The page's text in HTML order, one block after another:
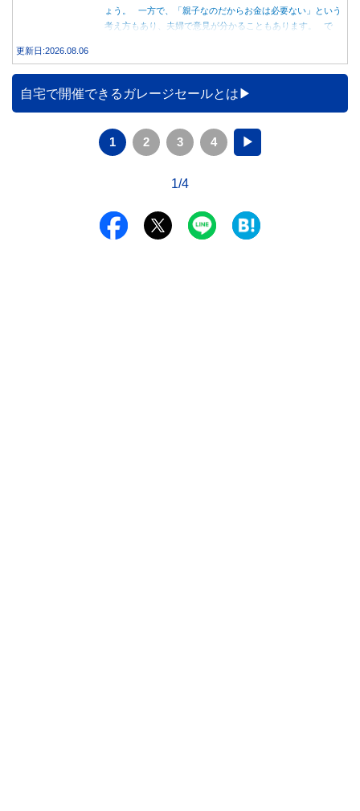
ょう。 一方で、「親子なのだからお金は必要ない」という
考え方もあり、夫婦で意見が分かることもあります。 で
更新日:2026.08.06
自宅で開催できるガレージセールとは
1 2 3 4 ▶
1/4